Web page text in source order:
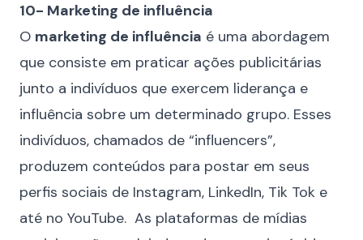
10- Marketing de influência
O marketing de influência é uma abordagem
que consiste em praticar ações publicitárias
junto a indivíduos que exercem liderança e
influência sobre um determinado grupo. Esses
indivíduos, chamados de “influencers”,
produzem conteúdos para postar em seus
perfis sociais de Instagram, LinkedIn, Tik Tok e
até no YouTube. As plataformas de mídias